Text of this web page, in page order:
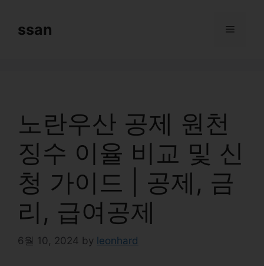
contentssan Menu
노란우산 공제 원천
징수 이율 비교 및 신
청 가이드 | 공제, 금
리, 급여공제
6월 10, 2024 by leonhard